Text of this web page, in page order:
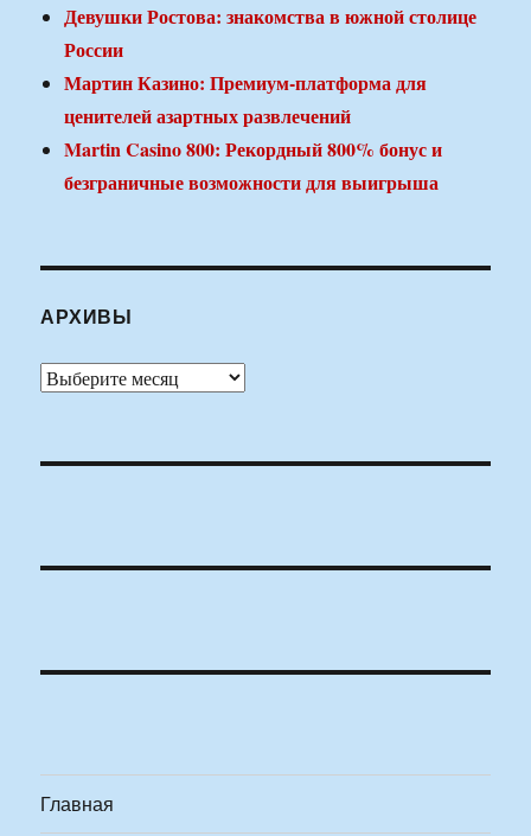
Девушки Ростова: знакомства в южной столице
России
Мартин Казино: Премиум-платформа для
ценителей азартных развлечений
Martin Casino 800: Рекордный 800% бонус и
безграничные возможности для выигрыша
АРХИВЫ
Архивы
Главная